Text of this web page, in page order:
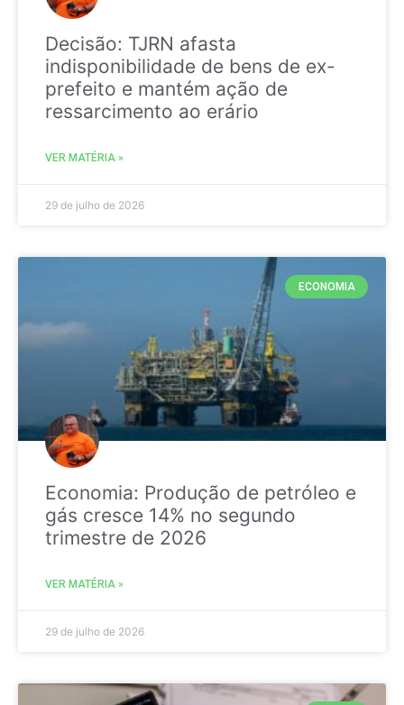
Decisão: TJRN afasta
indisponibilidade de bens de ex-
prefeito e mantém ação de
ressarcimento ao erário
VER MATÉRIA »
29 de julho de 2026
ECONOMIA
Economia: Produção de petróleo e
gás cresce 14% no segundo
trimestre de 2026
VER MATÉRIA »
29 de julho de 2026